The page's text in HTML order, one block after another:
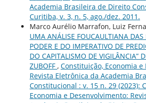
Academia Brasileira de Direito
Curitiba, v. 3, n. 5, ago./dez. 2011.
Marco Aurélio Marrafon, Luiz
UMA ANÁLISE FOUCAULTIANA DAS
PODER E DO IMPERATIVO DE
DO CAPITALISMO DE VIGILÂNCIA”
ZUBOFF , Constituição, Economia
Revista Eletrônica da Academia
Constitucional : v. 15 n. 29 (2023):
Economia e Desenvolvimento: